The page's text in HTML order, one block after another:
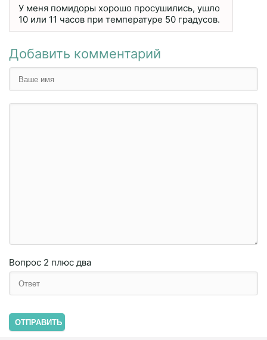
У меня помидоры хорошо просушились, ушло
10 или 11 часов при температуре 50 градусов.
Добавить комментарий
Вопрос 2 плюc двa
ОТПРАВИТЬ